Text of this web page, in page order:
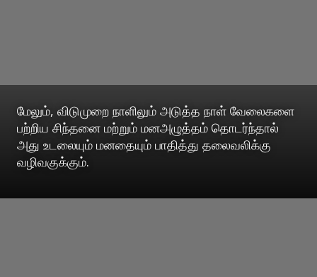
மேலும், விடுமுறை நாளிலும் அடுத்த நாள் வேலைகளை
பற்றிய சிந்தனை மற்றும் மனஅழுத்தம் தொடர்ந்தால்
அது உடலையும் மனதையும் பாதித்து தலைவலிக்கு
வழிவகுக்கும்.